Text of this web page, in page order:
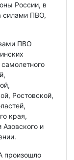
России, в
силами ПВО,
ПВО
Ростовской,
края,
и
произошло